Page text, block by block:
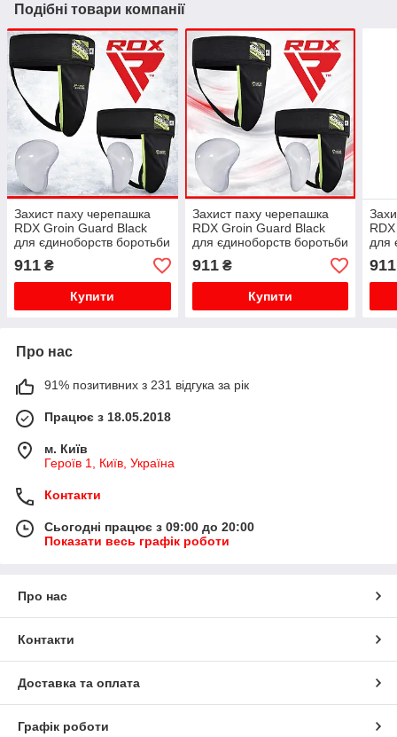
Подібні товари компанії
Захист паху черепашка
RDX Groin Guard Black
для єдиноборств боротьби
боксу чоловіча розмір М.
911 ₴
Купити
Захист паху черепашка
RDX Groin Guard Black
для єдиноборств боротьби
боксу чоловіча розмір L.
911₴
Купити
для
911
Про нас
91% позитивних з 231 відгука за рік
Працює з 18.05.2018
м. Київ
Героїв 1, Київ, Україна
Контакти
Сьогодні працює з 09:00 до 20:00
Показати весь графік роботи
Про нас
Контакти
Доставка та оплата
Графік роботи